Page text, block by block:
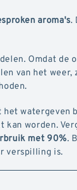
aroma's.
Omdat de
van het
het
worden.
met 90%.
verspilling is.